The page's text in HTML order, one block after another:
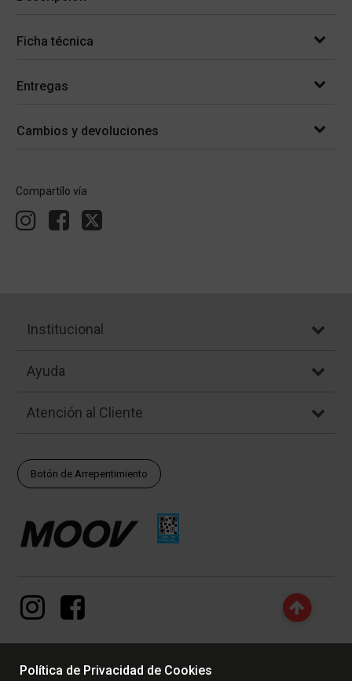
Ficha técnica
Entregas
Cambios y devoluciones
Compartílo vía
Institucional
Ayuda
Atención al Cliente
Botón de Arrepentimiento
Política de Privacidad de Cookies